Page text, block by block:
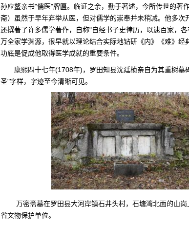
孙应鳌亲书"儒医"牌匾。临证之余，勤于著述，今所传世的著
斋）虽然于早年弃举从医，但对儒学的崇奉并未稍减。他多次
还撰著了许多儒学著作，自称"自经书子史律历，以逮百家，各
万全家学渊源，很早就以理论结合实际地钻研《内》《难》经
功底是促成他取得医学成就的重要条件。
康熙四十七年(1708年)，罗田知县沈廷桢亲自为其重树墓
圣"字样，字迹至今清晰可见。
万密斋墓在罗田县大河岸镇石井头村，石塘湾北面的山
省文物保护单位。